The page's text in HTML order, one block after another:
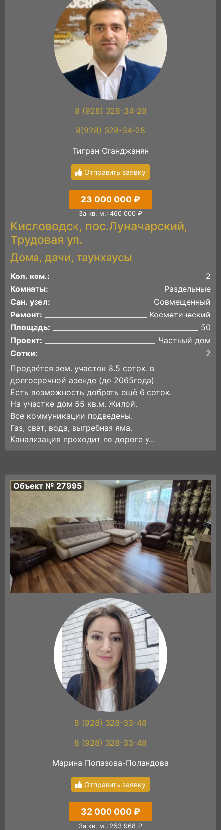
8 (928) 328-34-28
8(928) 328-34-28
Тигран Оганджанян
Отправить заявку
23 000 000 ₽
За кв. м.: 460 000 ₽
Кисловодск, пос.Луначарский,
Трудовая ул.
Дома, дачи, таунхаусы
Кол. ком.:
2
Комнаты:
Раздельные
Сан. узел:
Совмещенный
Ремонт:
Косметический
Площадь:
50
Проект:
Частный дом
Сотки:
2
Продаётся зем. участок 8.5 соток. в
долгосрочной аренде (до 2065года)
Есть возможность добрать ещё 6 соток.
На участке дом 55 кв.м. Жилой.
Все коммуникации подведены.
Газ, свет, вода, выгребная яма.
Канализация проходит по дороге у...
Объект № 27995
8 (928) 328-33-48
8 (928) 328-33-48
Марина Попазова-Поландова
Отправить заявку
32 000 000 ₽
За кв. м.: 253 968 ₽